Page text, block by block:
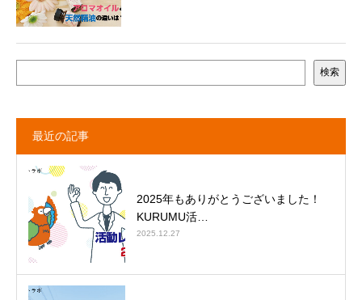
検索
最近の記事
2025年もありがとうございました！
KURUMU活…
2025.12.27